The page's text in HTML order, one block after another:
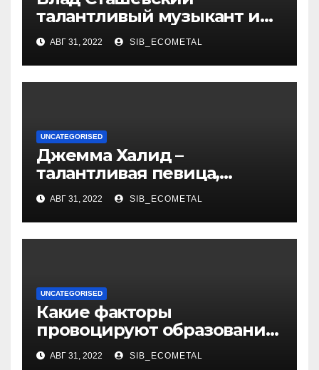
талантливый музыкант и
певец, чья биография и
личная жизнь
вдохновляют!
АВГ 31, 2022 SIB_ECOMETAL
UNCATEGORISED
Джемма Халид –
талантливая певица,
музыкант и автор песен со
смыслом
АВГ 31, 2022 SIB_ECOMETAL
UNCATEGORISED
Какие факторы
провоцируют образование
жировиков
АВГ 31, 2022 SIB_ECOMETAL